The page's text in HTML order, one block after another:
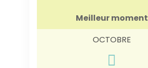
Meilleur moment
OCTOBRE